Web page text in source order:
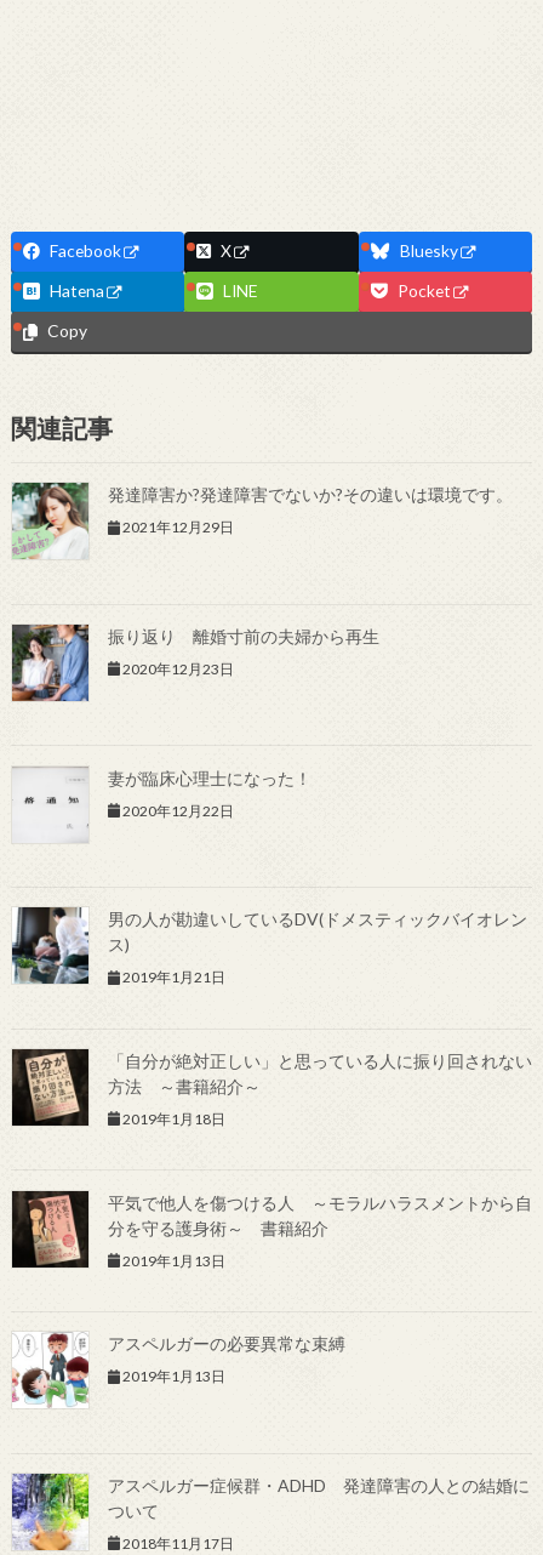
Facebook X
Bluesky
Hatena
LINE
Pocket
Copy
関連記事
発達障害か?発達障害でないか?その違いは環境です。
2021年12月29日
振り返り 離婚寸前の夫婦から再生
2020年12月23日
妻が臨床心理士になった！
2020年12月22日
男の人が勘違いしているDV(ドメスティックバイオレン
ス)
2019年1月21日
「自分が絶対正しい」と思っている人に振り回されない
方法 ～書籍紹介～
2019年1月18日
平気で他人を傷つける人 ～モラルハラスメントから自
分を守る護身術～ 書籍紹介
2019年1月13日
アスペルガーの必要異常な束縛
2019年1月13日
アスペルガー症候群・ADHD 発達障害の人との結婚に
ついて
2018年11月17日